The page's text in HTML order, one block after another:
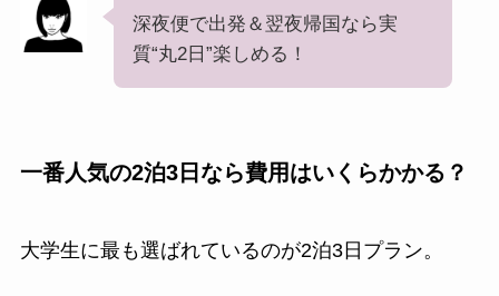
深夜便で出発＆翌夜帰国なら実
質“丸2日”楽しめる！
一番人気の2泊3日なら費用はいくらかかる？
大学生に最も選ばれているのが2泊3日プラン。